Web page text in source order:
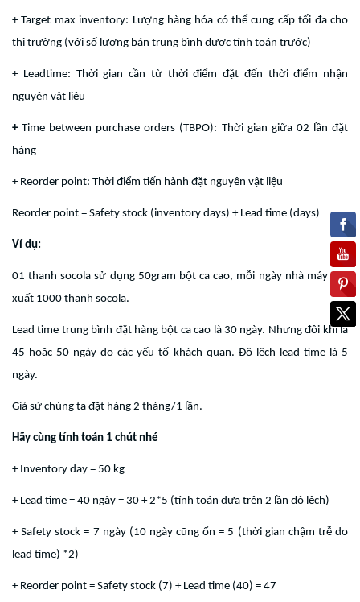
+ Target max inventory: Lượng hàng hóa có thể cung cấp tối đa cho
thị trường (với số lượng bán trung bình được tính toán trước)
+ Leadtime: Thời gian cần từ thời điểm đặt đến thời điểm nhận
nguyên vật liệu
+Time between purchase orders (TBPO): Thời gian giữa 02 lần đặt
hàng
+ Reorder point: Thời điểm tiến hành đặt nguyên vật liệu
Reorder point = Safety stock (inventory days) + Lead time (days)
Ví dụ:
01 thanh socola sử dụng 50gram bột ca cao, mỗi ngày nhà máy sản
xuất 1000 thanh socola.
Lead time trung bình đặt hàng bột ca cao là 30 ngày. Nhưng đôi khi là
45 hoặc 50 ngày do các yếu tố khách quan. Độ lêch lead time là 5
ngày.
Giả sử chúng ta đặt hàng 2 tháng/1 lần.
Hãy cùng tính toán 1 chút nhé
+ Inventory day = 50 kg
+ Lead time = 40 ngày = 30 + 2*5 (tính toán dựa trên 2 lần độ lệch)
+ Safety stock = 7 ngày (10 ngày cũng ổn = 5 (thời gian chậm trễ do
lead time) *2)
+ Reorder point = Safety stock (7) + Lead time (40) = 47